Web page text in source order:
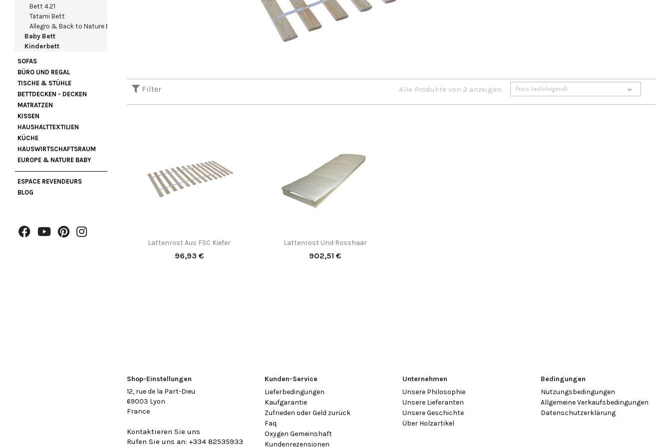
Bett 4.21
Tatami Bett
Allegro & Back to Nature Bett
Baby Bett
Kinderbett
SOFAS
BÜRO UND REGAL
TISCHE & STÜHLE
BETTDECKEN - DECKEN
MATRATZEN
KISSEN
HAUSHALTTEXTILIEN
KÜCHE
HAUSWIRTSCHAFTSRAUM
EUROPE & NATURE BABY
ESPACE REVENDEURS
BLOG
Filter Alle Produkte von 2 anzeigen. Preis (aufsteigend) 
Lattenrost Aus FSC Kiefer
Preis
96,93 €

Lattenrost Und Rosshaar
Preis
902,51 €

Shop-Einstellungen
12, rue de la Part-Dieu
69003 Lyon
France
Kontaktieren Sie uns
Rufen Sie uns an: +334 82535933
Kunden-Service
Lieferbedingungen
Kaufgarantie
Zufrieden oder Geld zurück
Faq
Oxygen Gemeinshaft
Kundenrezensionen
Unternehmen
Unsere Philosophie
Unsere Lieferanten
Unsere Geschichte
Über Holzartikel
Bedingungen
Nutzungsbedingungen
Allgemeine Verkaufsbedingungen
Datenschutzerklärung